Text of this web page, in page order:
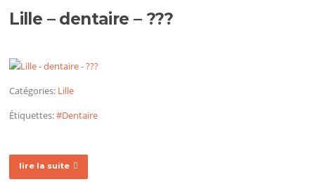
Lille – dentaire – ???
Catégories: Lille
Étiquettes:#Dentaire
lire la suite